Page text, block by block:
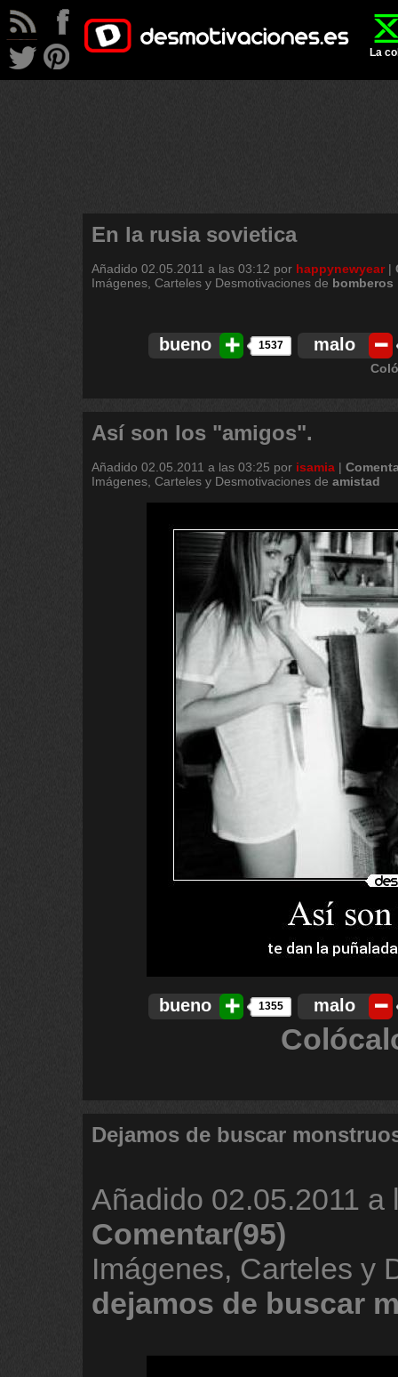
La
En la rusia sovietica
Añadido 02.05.2011 a las 03:12 por happynewyear|
Imágenes, Carteles y Desmotivaciones de bomberos
bueno 1537 malo
Así son los "amigos".
Añadido 02.05.2011 a las 03:25 por isamia |
Imágenes, Carteles y Desmotivaciones de amistad
bueno 1355 malo
Dejamos de buscar
Añadido 02.05.2011 a
Comentar(95)
Imágenes, Carteles y
dejamos de buscar